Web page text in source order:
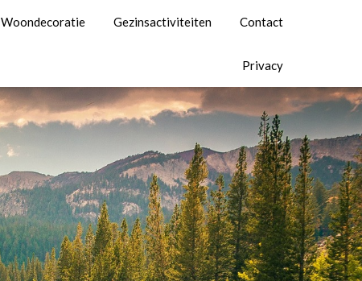
Woondecoratie Gezinsactiviteiten Contact
Privacy